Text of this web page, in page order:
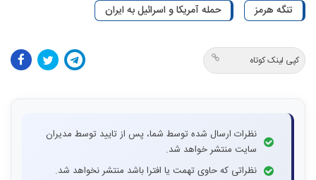
تنگه هرمز حمله آمریکا و اسرائیل به ایران
کپی لینک کوتاه
نظرات ارسال شده توسط شما، پس از تایید توسط مدیران
سایت منتشر خواهد شد.
نظراتی که حاوی تهمت یا افترا باشد منتشر نخواهد شد.